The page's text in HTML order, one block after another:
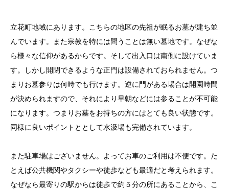
立花町地域にあります。こちらの地区の先祖が眠るお墓が建ち並
んでいます。また宗教を特には問うことは無い墓地です。なぜな
ら様々な信仰があるからです。そして出入口は南側に設けていま
す。しかし開閉できるような正門は設備されておられません。つ
まりお墓参りは何時でも行けます。逆に門がある場合は開園時間
が決められますので、それにより早朝などには参ることが不可能
になります。つまりお墓をお持ちの方にはとても良い状態です。
同様に良いポイントととして水汲場も完備されています。
また駐車場はございません。よってお車のご利用は不便です。た
とえば公共機関やタクシーや徒歩なども最適だと考えられます。
なぜなら最寄りの駅からは徒歩で約５分の所にあることから、こ